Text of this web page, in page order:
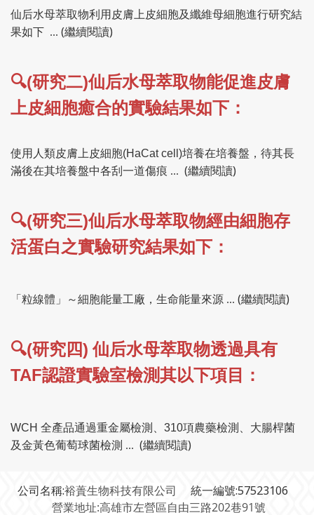
仙后水母萃取物利用皮膚上皮細胞及纖維母細胞進行研究結
果如下 ... (繼續閱讀)
🔍(研究二)仙后水母萃取物能促進皮膚
上皮細胞癒合的實驗結果如下：
使用人類皮膚上皮細胞(HaCat cell)培養在培養盤，待其長
滿後在其培養盤中各刮一道傷痕 ... (繼續閱讀)
🔍(研究三)仙后水母萃取物經由細胞存
活蛋白之實驗研究結果如下：
「粒線體」～細胞能量工廠，生命能量來源 ... (繼續閱讀)
🔍(研究四) 仙后水母萃取物透過具有
TAF認證實驗室檢測其以下項目：
WCH 全產品通過重金屬檢測、 310項農藥檢測、大腸桿菌
及金黃色葡萄球菌檢測 ... (繼續閱讀)
公司名稱:裕蕢生物科技有限公司 統一編號:57523106
營業地址:高雄市左營區自由三路202巷91號